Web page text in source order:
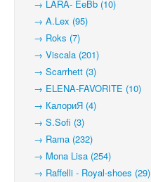
→ LARA- EeBb (10)
→ A.Lex (95)
→ Roks (7)
→ Viscala (201)
→ Scarrhett (3)
→ ELENA-FAVORITE (10)
→ КалориЯ (4)
→ S.Sofi (3)
→ Rama (232)
→ Mona Lisa (254)
→ Raffelli - Royal-shoes (29)